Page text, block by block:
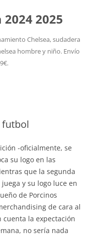
2025
Chelsea, sudadera
hombre y niño. Envío
futbol
-oficialmente, se
su logo en las
que la segunda
y su logo luce en
de Porcinos
de cara al
la expectación
no sería nada